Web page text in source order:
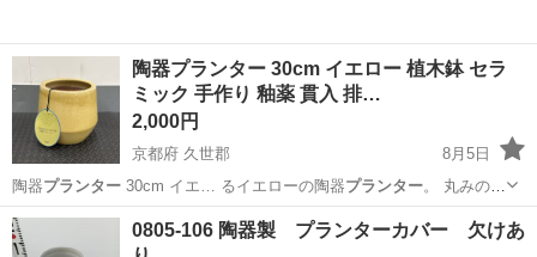
陶器プランター 30cm イエロー 植木鉢 セラ
ミック 手作り 釉薬 貫入 排…
2,000円
京都府 久世郡
8月5日
陶器プランター30cm イエ… るイエローの陶器プランター。 丸みのあ
る… 商品名 陶器プランター(CERAMI… きめサイズの陶器プランター
です。 ●一点… たハンドメイドのプランターです。メーカーも… がこ
京都 久世郡 インテリア雑貨/小物
0805-106 陶器製 プランターカバー 欠けあ